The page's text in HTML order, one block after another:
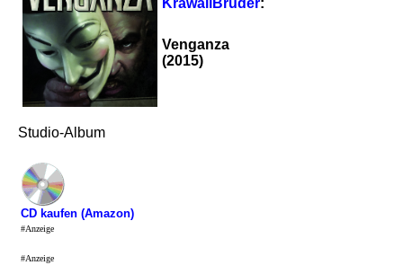
KrawallBrüder:
Venganza
(2015)
Studio-Album
CD kaufen (Amazon)
#Anzeige
#Anzeige